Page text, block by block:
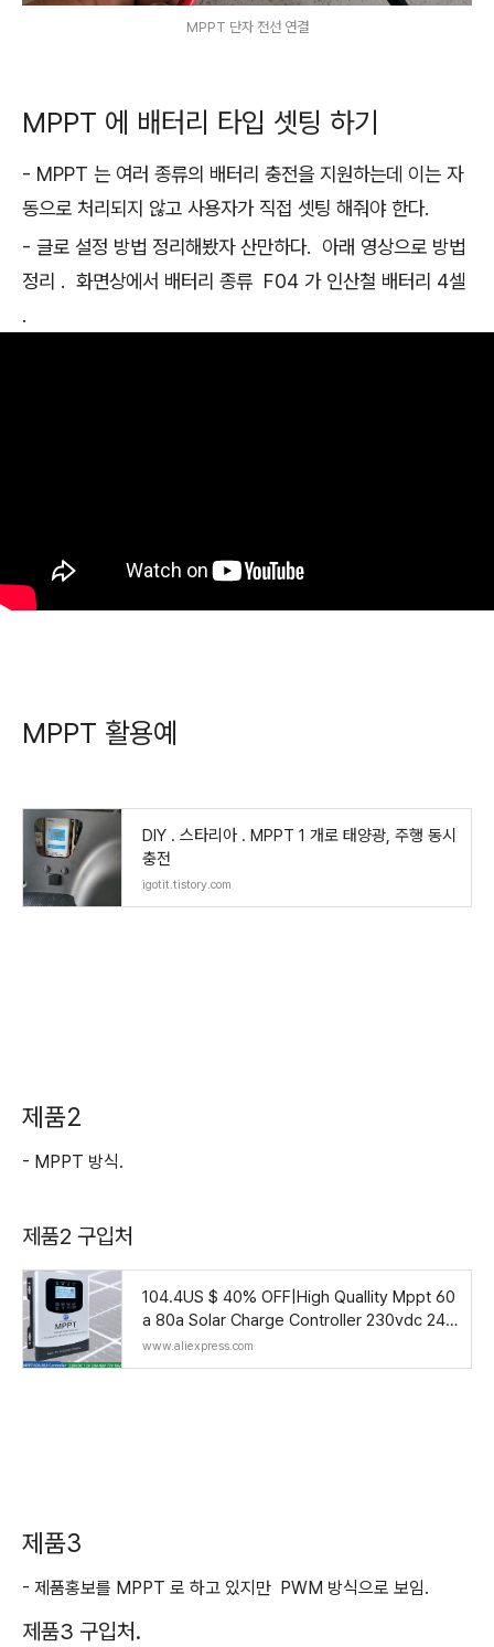
MPPT 단자 전선 연결
MPPT 에 배터리 타입 셋팅 하기
- MPPT 는 여러 종류의 배터리 충전을 지원하는데 이는 자
동으로 처리되지 않고 사용자가 직접 셋팅 해줘야 한다.
- 글로 설정 방법 정리해봤자 산만하다. 아래 영상으로 방법
정리 . 화면상에서 배터리 종류 F04 가 인산철 배터리 4셀
.
MPPT 활용예
DIY . 스타리아 . MPPT 1 개로 태양광, 주행 동시
충전
igotit.tistory.com
제품2
- MPPT 방식.
제품2 구입처
104.4US $ 40% OFF|High Quallity Mppt 60
a 80a Solar Charge Controller 230vdc 24v
48v 60v 72v 96v Solar Panel Pv Regulator
With Lc
www.aliexpress.com
제품3
- 제품홍보를 MPPT 로 하고 있지만 PWM 방식으로 보임.
제품3 구입처.